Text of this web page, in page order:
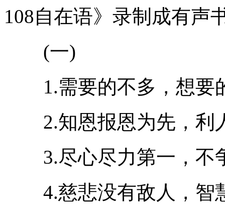
108自在语》录制成有声
(一)
1.需要的不多，想要
2.知恩报恩为先，利
3.尽心尽力第一，不
4.慈悲没有敌人，智